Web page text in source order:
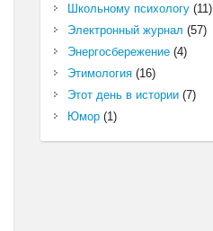
Школьному психологу(11)
Электронный журнал (57)
Энергосбережение(4)
Этимология(16)
Этот день в истории(7)
Юмор(1)